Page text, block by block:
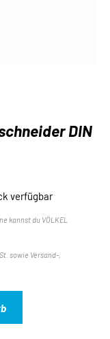
DIN
verfügbar
kannst du VÖLKEL
sowie Versand-,